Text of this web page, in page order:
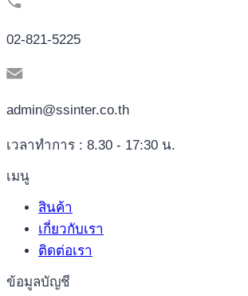
02-821-5225
admin@ssinter.co.th
เวลาทำการ : 8.30 - 17:30 น.
เมนู
สินค้า
เกี่ยวกับเรา
ติดต่อเรา
ข้อมูลบัญชี